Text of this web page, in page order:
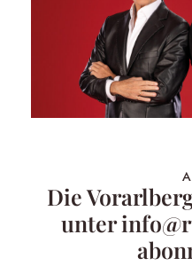
Die
unter